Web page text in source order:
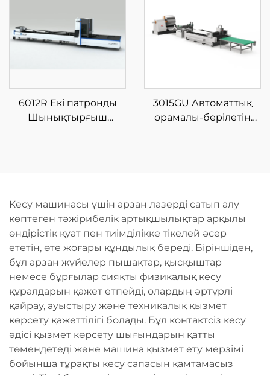
машинасы
6012R Екі патронды
Шынықтырғыш
3015GU Автоматтық
орамалы-берілетін
Кесу машинасы үшін арзан лазерді сатып алу
көптеген тәжірибелік артықшылықтар арқылы
өндірістік қуат пен тиімділікке тікелей әсер
ететін, өте жоғары құндылық береді. Біріншіден,
бұл арзан жүйелер пышақтар, қысқыштар
немесе бұрғылар сияқты физикалық кесу
құралдарын қажет етпейді, олардың әртүрлі
қайрау, ауыстыру және техникалық қызмет
көрсету қажеттілігі болады. Бұл контактсіз кесу
әдісі қызмет көрсету шығындарын қатты
төмендетеді және машина қызмет ету мерзімі
бойынша тұрақты кесу сапасын қамтамасыз